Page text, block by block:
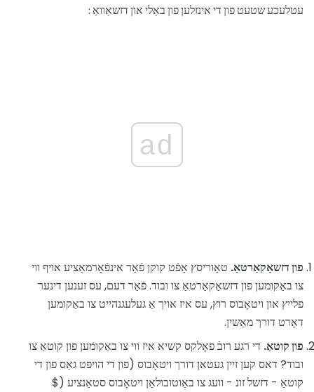
עטלעכע שטעט פון די אינזלען פון באַלי און דזשאַוואַ :
ad
פון דזשאַקאַרטאַ. טאָוריסץ אָפֿט קוקן פֿאַר אינפֿאָרמאַציע אויף ווי
צו באַקומען פון דזשאַקאַרטאַ צו ובוד. פֿאַר דעם, עס זענען דינער
פלייץ און ויטאָבוס רוץ, עס איז אויך אַ געלעגנהייט צו באַקומען
דאָרט דורך מאַשין.
פון קוטאַ. די רגע רובֿ פאָלקס קשיא איז ווי צו באַקומען פון קוטאַ צו
ובוד? דאס קען זיין געטאן דורך ויטאָבוס (פון די הויפּט גאַס פון די
קוטאַ - דזשל זונ - וועג צו באַוטובולאַן ויטאָבוס סטאַנציע ($